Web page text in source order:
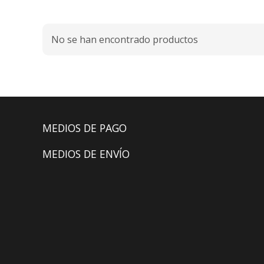
No se han encontrado productos
MEDIOS DE PAGO
MEDIOS DE ENVÍO